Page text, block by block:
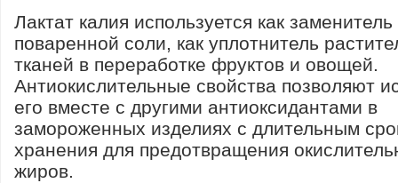
Лактат калия используется как заменитель
поваренной соли, как уплотнитель
тканей в переработке фруктов и овощей.
Антиокислительные свойства позволяют
его вместе с другими антиоксидантами в
замороженных изделиях с длительным
хранения для предотвращения
жиров.